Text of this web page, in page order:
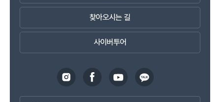
찾아오시는 길
사이버투어